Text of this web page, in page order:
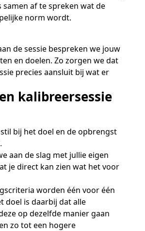
samen af te spreken wat de
norm wordt.
de sessie bespreken we jouw
en doelen. Zo zorgen we dat
precies aansluit bij wat er
kalibreersessie
bij het doel en de opbrengst
aan de slag met jullie eigen
je direct kan zien wat het voor
worden één voor één
doel is daarbij dat alle
op dezelfde manier gaan
zo tot een hogere